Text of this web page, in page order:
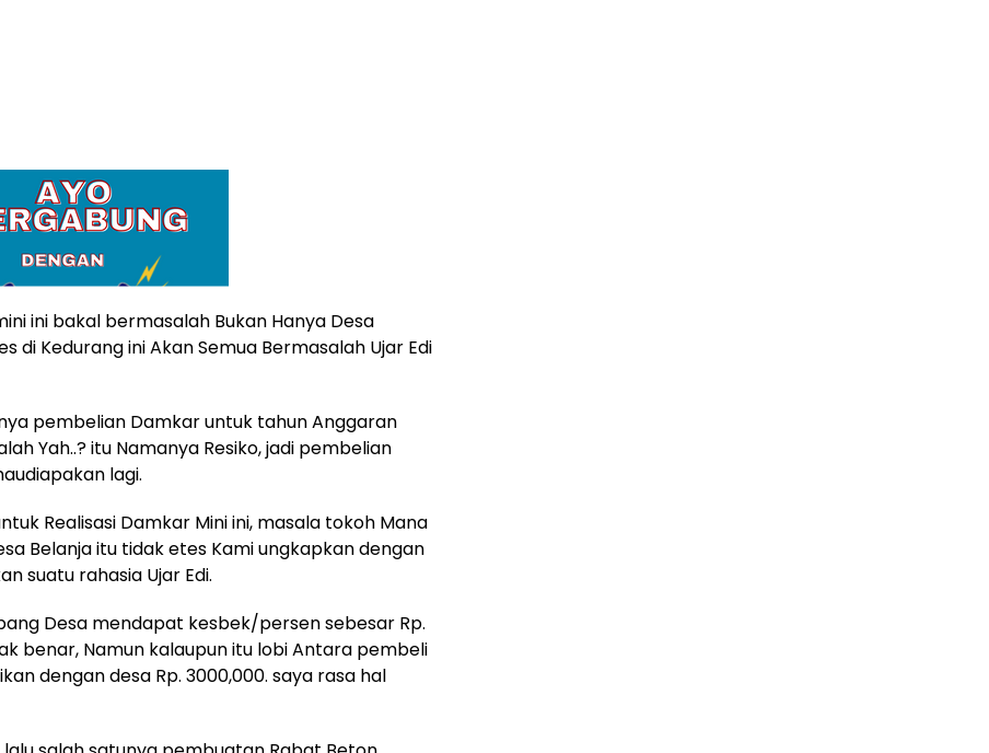
ini bakal bermasalah Bukan Hanya Desa
di Kedurang ini Akan Semua Bermasalah Ujar Edi
pembelian Damkar untuk tahun Anggaran
Yah..? itu Namanya Resiko, jadi pembelian
lagi.
Realisasi Damkar Mini ini, masala tokoh Mana
Belanja itu tidak etes Kami ungkapkan dengan
suatu rahasia Ujar Edi.
Desa mendapat kesbek/persen sebesar Rp.
benar, Namun kalaupun itu lobi Antara pembeli
dengan desa Rp. 3000,000. saya rasa hal